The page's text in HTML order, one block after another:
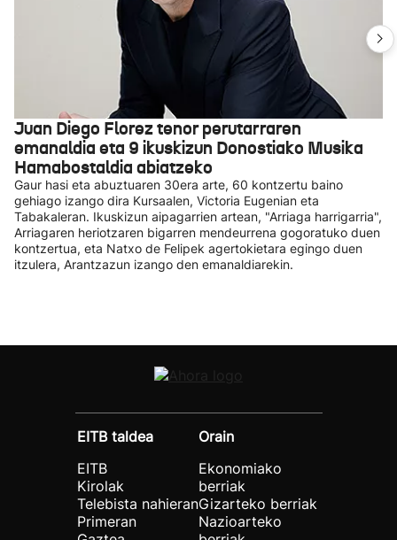
Juan Diego Florez tenor perutarraren
emanaldia eta 9 ikuskizun Donostiako Musika
Hamabostaldia abiatzeko
Gaur hasi eta abuztuaren 30era arte, 60 kontzertu baino
gehiago izango dira Kursaalen, Victoria Eugenian eta
Tabakaleran. Ikuskizun aipagarrien artean, "Arriaga harrigarria",
Arriagaren heriotzaren bigarren mendeurrena gogoratuko duen
kontzertua, eta Natxo de Felipek agertokietara egingo duen
itzulera, Arantzazun izango den emanaldiarekin.
EITB taldea
EITB
Kirolak
Telebista nahieran
Primeran
Orain
Ekonomiako
berriak
Gizarteko berriak
Nazioarteko